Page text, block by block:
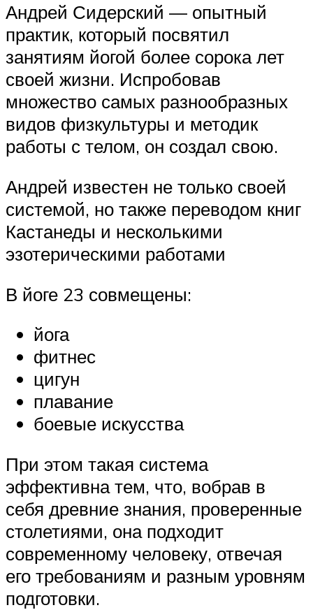
Андрей Сидерский — опытный
практик, который посвятил
занятиям йогой более сорока лет
своей жизни. Испробовав
множество самых разнообразных
видов физкультуры и методик
работы с телом, он создал свою.
Андрей известен не только своей
системой, но также переводом книг
Кастанеды и несколькими
эзотерическими работами
В йоге 23 совмещены:
йога
фитнес
цигун
плавание
боевые искусства
При этом такая система
эффективна тем, что, вобрав в
себя древние знания, проверенные
столетиями, она подходит
современному человеку, отвечая
его требованиям и разным уровням
подготовки.